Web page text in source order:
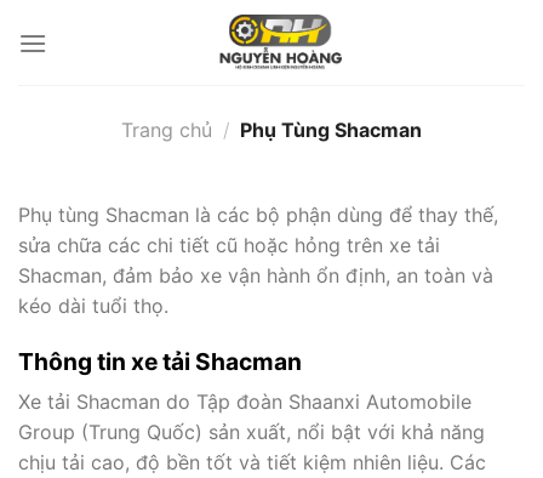
qua
Trang chủ / Phụ Tùng Shacman
Phụ tùng Shacman là các bộ phận dùng để thay thế,
sửa chữa các chi tiết cũ hoặc hỏng trên xe tải
Shacman, đảm bảo xe vận hành ổn định, an toàn và
kéo dài tuổi thọ.
Thông tin xe tải Shacman
Xe tải Shacman do Tập đoàn Shaanxi Automobile
Group (Trung Quốc) sản xuất, nổi bật với khả năng
chịu tải cao, độ bền tốt và tiết kiệm nhiên liệu. Các